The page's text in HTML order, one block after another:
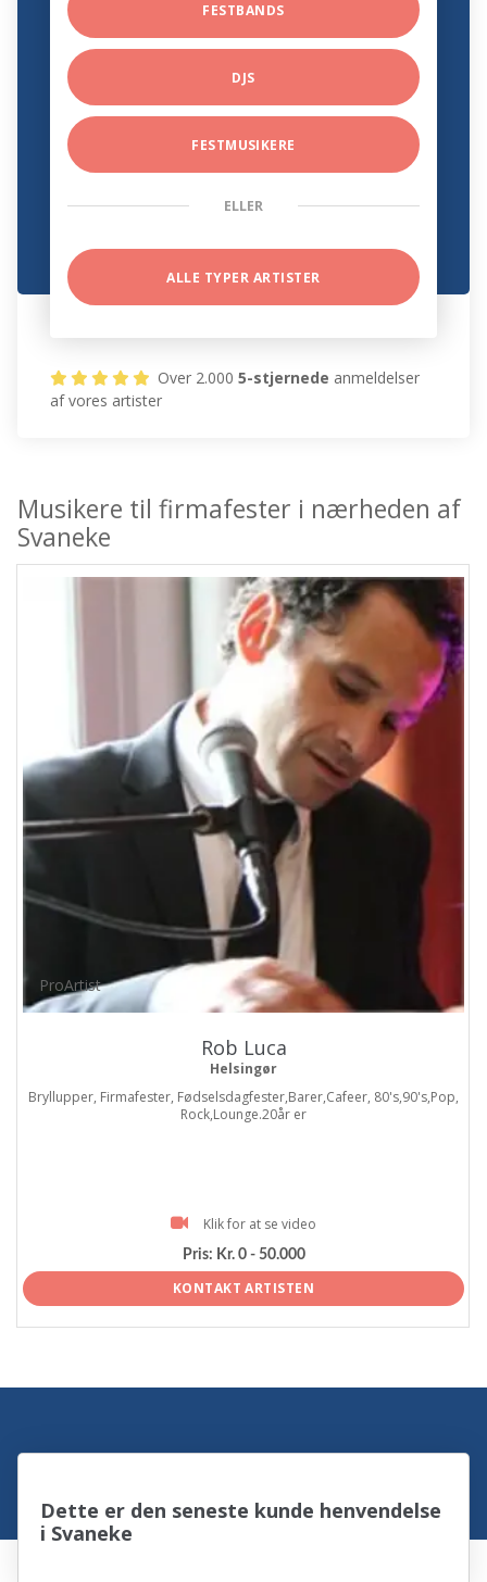
FESTBANDS
DJS
FESTMUSIKERE
ELLER
ALLE TYPER ARTISTER
Over 2.0005-stjernede anmeldelser
af vores artister
Musikere til firmafester i nærheden af
Svaneke
ProArtist
Rob Luca
Helsingør
Bryllupper, Firmafester, Fødselsdagfester,Barer,Cafeer, 80's,90's,Pop,
Rock,Lounge.20år er
Klik for at se video
Pris: Kr. 0 - 50.000
KONTAKT ARTISTEN
Dette er den seneste kunde henvendelse
i Svaneke